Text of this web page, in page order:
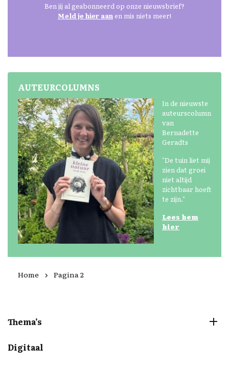
Ben jij al geabonneerd op onze nieuwsbrief?
Meld je hier aan en mis niets meer!
AUTEURCOLUMNS
In de nieuwste
auteurscolumn
van
Bernadette
Geradts
"De tuin liet mij
zien dat groei
niet altijd
zichtbaar hoeft
te zijn."
Lees hem
hier
Home Pagina 2
Thema’s
Digitaal